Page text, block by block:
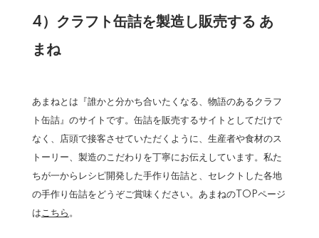
4）クラフト缶詰を製造し販売する あ
まね
あまねとは『誰かと分かち合いたくなる、物語のあるクラフ
ト缶詰』のサイトです。缶詰を販売するサイトとしてだけで
なく、店頭で接客させていただくように、生産者や食材のス
トーリー、製造のこだわりを丁寧にお伝えしています。私た
ちが一からレシピ開発した手作り缶詰と、セレクトした各地
の手作り缶詰をどうぞご賞味ください。あまねのTOPページ
は こちら 。